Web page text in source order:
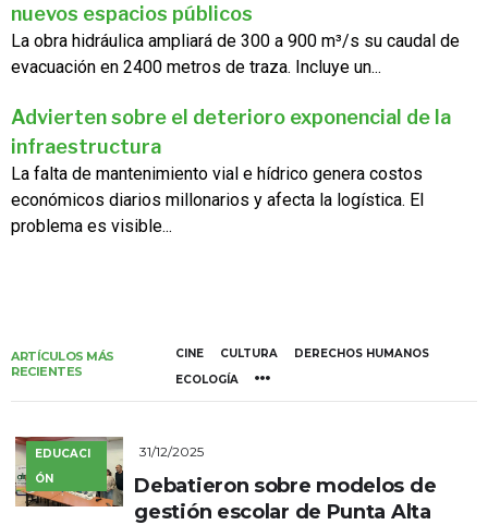
nuevos espacios públicos
La obra hidráulica ampliará de 300 a 900 m³/s su caudal de
evacuación en 2400 metros de traza. Incluye un...
Advierten sobre el deterioro exponencial de la
infraestructura
La falta de mantenimiento vial e hídrico genera costos
económicos diarios millonarios y afecta la logística. El
problema es visible...
ARTÍCULOS MÁS
RECIENTES
CINE CULTURA
DERECHOS HUMANOS
ECOLOGÍA
EDUCACI
ÓN
31/12/2025
Debatieron sobre modelos de
gestión escolar de Punta Alta